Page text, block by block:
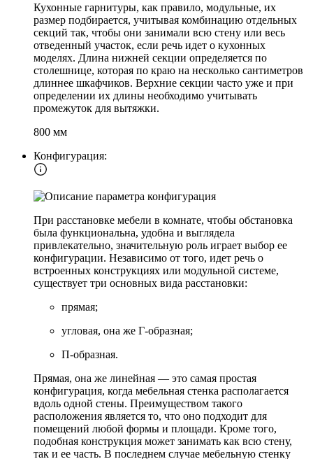
Кухонные гарнитуры, как правило, модульные, их
размер подбирается, учитывая комбинацию отдельных
секций так, чтобы они занимали всю стену или весь
отведенный участок, если речь идет о кухонных
моделях. Длина нижней секции определяется по
столешнице, которая по краю на несколько сантиметров
длиннее шкафчиков. Верхние секции часто уже и при
определении их длины необходимо учитывать
промежуток для вытяжки.
800 мм
Конфигурация:
При расстановке мебели в комнате, чтобы обстановка
была функциональна, удобна и выглядела
привлекательно, значительную роль играет выбор ее
конфигурации. Независимо от того, идет речь о
встроенных конструкциях или модульной системе,
существует три основных вида расстановки:
прямая;
угловая, она же Г-образная;
П-образная.
Прямая, она же линейная — это самая простая
конфигурация, когда мебельная стенка располагается
вдоль одной стены. Преимуществом такого
расположения является то, что оно подходит для
помещений любой формы и площади. Кроме того,
подобная конструкция может занимать как всю стену,
так и ее часть. В последнем случае мебельную стенку